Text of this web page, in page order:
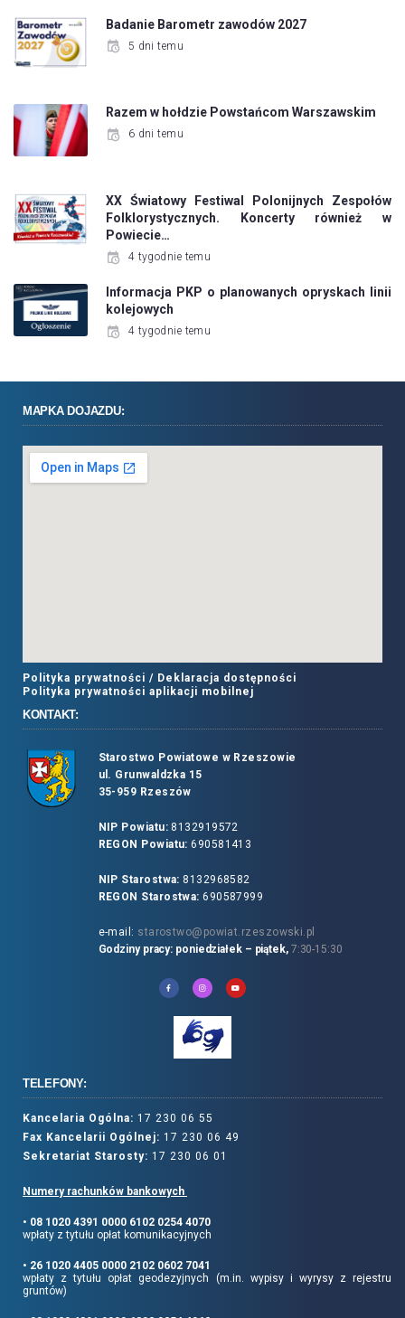
Badanie Barometr zawodów 2027
5 dni temu
Razem w hołdzie Powstańcom Warszawskim
6 dni temu
XX Światowy Festiwal Polonijnych Zespołów
Folklorystycznych. Koncerty również w
Powiecie…
4 tygodnie temu
Informacja PKP o planowanych opryskach linii
kolejowych
4 tygodnie temu
MAPKA DOJAZDU:
Polityka prywatności / Deklaracja dostępności
Polityka prywatności aplikacji mobilnej
KONTAKT:
Starostwo Powiatowe w Rzeszowie
ul. Grunwaldzka 15
35-959 Rzeszów
NIP Powiatu:8132919572
REGON Powiatu: 690581413
NIP Starostwa: 8132968582
REGON Starostwa: 690587999
e-mail: starostwo@powiat.rzeszowski.pl
Godziny pracy: poniedziałek – piątek, 7:30-15:30
TELEFONY:
Kancelaria Ogólna: 17 230 06 55
Fax Kancelarii Ogólnej: 17 230 06 49
Sekretariat Starosty: 17 230 06 01
Numery rachunków bankowych
• 08 1020 4391 0000 6102 0254 4070
wpłaty z tytułu opłat komunikacyjnych
• 26 1020 4405 0000 2102 0602 7041
wpłaty z tytułu opłat geodezyjnych (m.in. wypisy i wyrysy z rejestru
gruntów)